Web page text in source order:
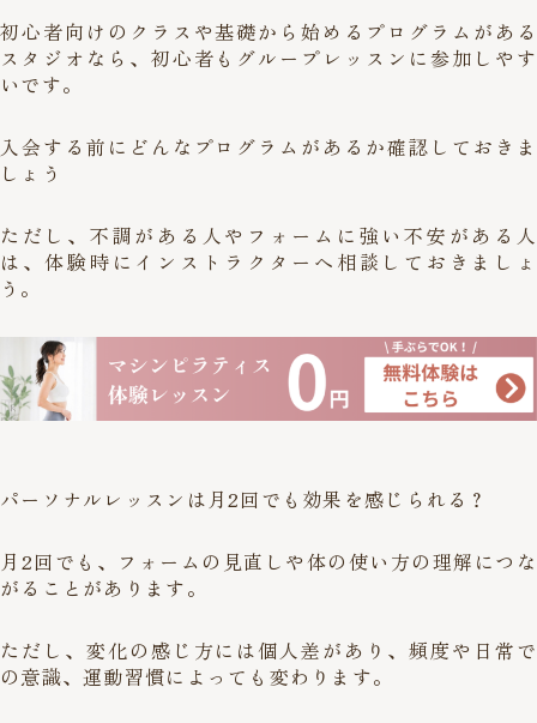
初心者向けのクラスや基礎から始めるプログラムがある
スタジオなら、初心者もグループレッスンに参加しやす
いです。
入会する前にどんなプログラムがあるか確認しておきま
しょう
ただし、不調がある人やフォームに強い不安がある人
は、体験時にインストラクターへ相談しておきましょ
う。
パーソナルレッスンは月2回でも効果を感じられる？
月2回でも、フォームの見直しや体の使い方の理解につな
がることがあります。
ただし、変化の感じ方には個人差があり、頻度や日常で
の意識、運動習慣によっても変わります。